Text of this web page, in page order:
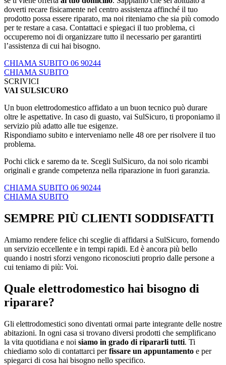
doverti recare fisicamente nel centro assistenza affinché il tuo
prodotto possa essere riparato, ma noi riteniamo che sia più comodo
per te restare a casa. Contattaci e spiegaci il tuo problema, ci
occuperemo noi di organizzare tutto il necessario per garantirti
l’assistenza di cui hai bisogno.
CHIAMA SUBITO 06 90244
CHIAMA SUBITO
SCRIVICI
VAI SULSICURO
Un buon elettrodomestico affidato a un buon tecnico può durare
oltre le aspettative. In caso di guasto, vai SulSicuro, ti proponiamo il
servizio più adatto alle tue esigenze.
Rispondiamo subito e interveniamo nelle 48 ore per risolvere il tuo
problema.
Pochi click e saremo da te. Scegli SulSicuro, da noi solo ricambi
originali e grande competenza nella riparazione in fuori garanzia.
CHIAMA SUBITO 06 90244
CHIAMA SUBITO
SEMPRE PIÙ CLIENTI SODDISFATTI
Amiamo rendere felice chi sceglie di affidarsi a SulSicuro, fornendo
un servizio eccellente e in tempi rapidi. Ed è ancora più bello
quando i nostri sforzi vengono riconosciuti proprio dalle persone a
cui teniamo di più: Voi.
Quale elettrodomestico hai bisogno di
riparare?
Gli elettrodomestici sono diventati ormai parte integrante delle nostre
abitazioni. In ogni casa si trovano diversi prodotti che semplificano
la vita quotidiana e noi siamo in grado di ripararli tutti. Ti
chiediamo solo di contattarci perfissare un appuntamento e per
spiegarci di cosa hai bisogno nello specifico.